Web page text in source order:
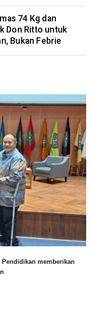
74 Kg dan
Don Ritto untuk
Bukan Febrie
memberikan